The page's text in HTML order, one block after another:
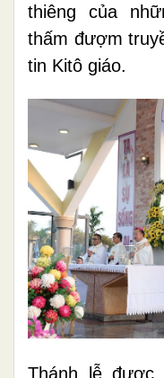
thiêng của
thấm đượm
tin Kitô giáo.
Thánh lễ được